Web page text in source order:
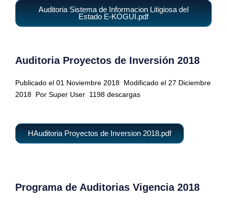
Auditoria Sistema de Informacion Litigiosa del
Estado E-KOGUI.pdf
Auditoria Proyectos de Inversión 2018
Publicado el 01 Noviembre 2018 Modificado el 27 Diciembre
2018 Por Super User 1198 descargas
HAuditoria Proyectos de Inversion 2018.pdf
Programa de Auditorias Vigencia 2018